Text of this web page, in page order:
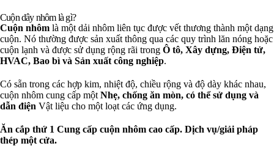
Cuộn dây nhôm là gì?
Cuộn nhôm là một dải nhôm liên tục được vết thương thành một dạng
cuộn. Nó thường được sản xuất thông qua các quy trình lăn nóng hoặc
cuộn lạnh và được sử dụng rộng rãi trong Ô tô, Xây dựng, Điện tử,
HVAC, Bao bì và Sản xuất công nghiệp.
Có sẵn trong các hợp kim, nhiệt độ, chiều rộng và độ dày khác nhau,
cuộn nhôm cung cấp một Nhẹ, chống ăn mòn, có thể sử dụng và
dẫn điện Vật liệu cho một loạt các ứng dụng.
Ăn cắp thứ 1 Cung cấp cuộn nhôm cao cấp. Dịch vụ/giải pháp
thép một cửa.